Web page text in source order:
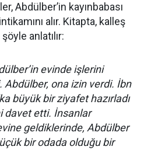
Abdülber’in kayınbabası
alır. Kitapta, kalleş
anlatılır:
evinde işlerini
ona izin verdi. İbn
büyük bir ziyafet hazırladı
davet etti. İnsanlar
geldiklerinde, Abdülber
bir odada olduğu bir